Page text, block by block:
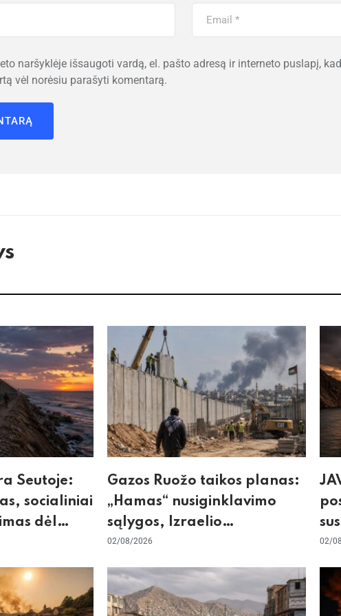
naršyklėje išsaugoti vardą, el. pašto adresą ir interneto puslapį,
vėl norėsiu parašyti komentarą.
Seutoje:
socialiniai
dėl
Gazos Ruožo taikos planas:
„Hamas“ nusiginklavimo
sąlygos, Izraelio
skepticizmas ir ES nerimas
02/08/2026 02/